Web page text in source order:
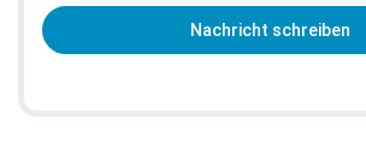
Nachricht schreiben